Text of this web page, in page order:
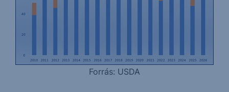
Forrás: USDA